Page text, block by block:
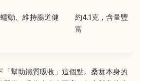
動、維持腸道健
約4.1克，含量豐
富
「幫助鐵質吸收」這個點。桑葚本身的